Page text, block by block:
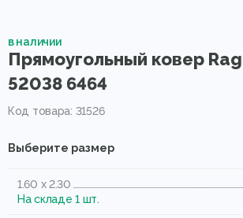
в наличии
Прямоугольный ковер
52038 6464
Код товара: 31526
Выберите размер
1.60 x 2.30
На складе 1 шт.